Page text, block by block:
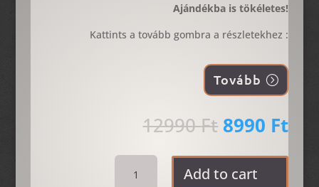
Ajándékba is tökéletes!
Kattints a tovább gombra a részletekhez :
Tovább
12990Ft Original
price
was:
12990 Ft.
8990 Ft
is:
Profin
Add to cart